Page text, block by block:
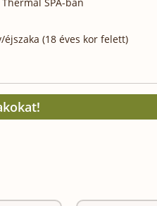
(18 éves kor felett)